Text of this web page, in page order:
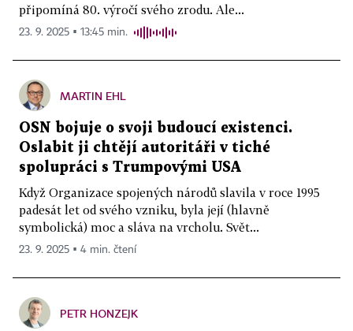
připomíná 80. výročí svého zrodu. Ale...
23. 9. 2025 ▪ 13:45 min.
MARTIN EHL
OSN bojuje o svoji budoucí existenci.
Oslabit ji chtějí autoritáři v tiché
spolupráci s Trumpovými USA
Když Organizace spojených národů slavila v roce 1995
padesát let od svého vzniku, byla její (hlavně
symbolická) moc a sláva na vrcholu. Svět...
23. 9. 2025 ▪ 4 min. čtení
PETR HONZEJK